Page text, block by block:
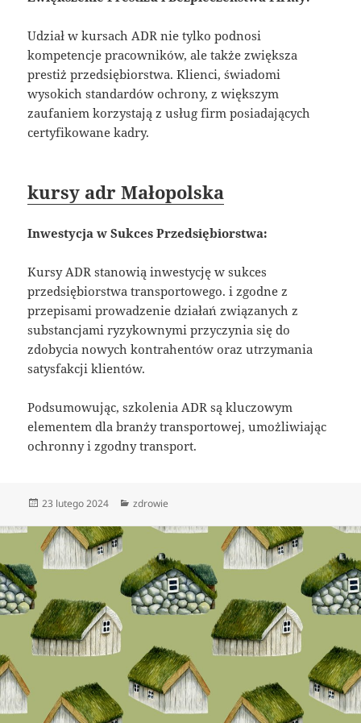
Udział w kursach ADR nie tylko podnosi
kompetencje pracowników, ale także zwiększa
prestiż przedsiębiorstwa. Klienci, świadomi
wysokich standardów ochrony, z większym
zaufaniem korzystają z usług firm posiadających
certyfikowane kadry.
kursy adr Małopolska
Inwestycja w Sukces Przedsiębiorstwa:
Kursy ADR stanowią inwestycję w sukces
przedsiębiorstwa transportowego. i zgodne z
przepisami prowadzenie działań związanych z
substancjami ryzykownymi przyczynia się do
zdobycia nowych kontrahentów oraz utrzymania
satysfakcji klientów.
Podsumowując, szkolenia ADR są kluczowym
elementem dla branży transportowej, umożliwiając
ochronny i zgodny transport.
Data
23 lutego 2024 Kategorie
zdrowie